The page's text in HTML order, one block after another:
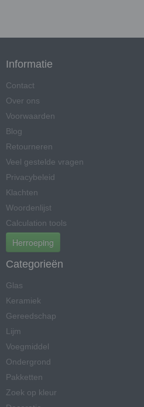
Informatie
Contact
Over ons
Voorwaarden
Blog
Retourneren
Veel gestelde vragen
Privacybeleid
Klachten
Woordenlijst
Calculation tools
Herroeping
Categorieën
Glas
Keramiek
Gereedschap
Lijm
Voegmiddel
Ondergrond
Pakketten
Zoek op kleur